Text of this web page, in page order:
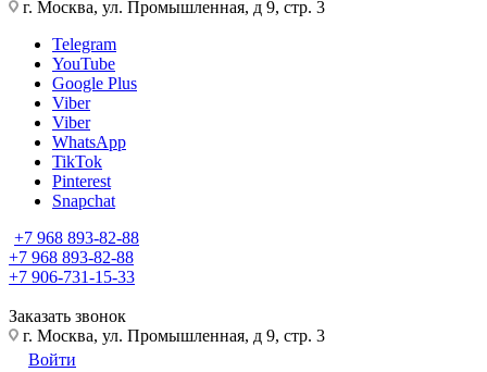
г. Москва, ул. Промышленная, д 9, стр. 3
Telegram
YouTube
Google Plus
Viber
Viber
WhatsApp
TikTok
Pinterest
Snapchat
+7 968 893-82-88
+7 968 893-82-88
+7 906-731-15-33
Заказать звонок
г. Москва, ул. Промышленная, д 9, стр. 3
Войти